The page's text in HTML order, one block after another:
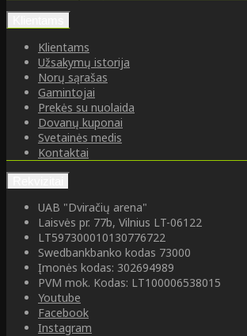
Klientams
Užsakymų istorija
Norų sąrašas
Gamintojai
Prekės su nuolaida
Dovanų kuponai
Svetainės medis
Kontaktai
UAB "Dviračių arena"
Laisvės pr. 77b, Vilnius LT-06122
LT597300010130776722
Swedbankbanko kodas 73000
Įmonės kodas: 302694989
PVM mok. Kodas: LT100006538015
Youtube
Facebook
Instagram